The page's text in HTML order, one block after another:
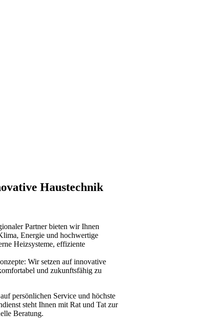
Haustechnik
Partner bieten wir Ihnen
Energie und hochwertige
Heizsysteme, effiziente
Wir setzen auf innovative
und zukunftsfähig zu
persönlichen Service und höchste
steht Ihnen mit Rat und Tat zur
Beratung.